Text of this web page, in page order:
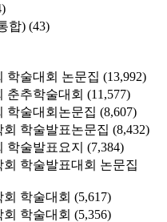
합) (43)
학술대회 논문집 (13,992)
춘추학술대회 (11,577)
학술대회논문집 (8,607)
학술발표논문집 (8,432)
학술발표요지 (7,384)
학술발표대회 논문집
학술대회 (5,617)
학술대회 (5,356)